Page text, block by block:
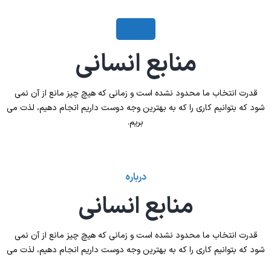
منابع انسانی
قدرت انتخاب ما محدود نشده است و زمانی که هیچ چیز مانع از آن نمی
شود که بتوانیم کاری را که به بهترین وجه دوست داریم انجام دهیم، لذت می
بریم.
درباره
منابع انسانی
قدرت انتخاب ما محدود نشده است و زمانی که هیچ چیز مانع از آن نمی
شود که بتوانیم کاری را که به بهترین وجه دوست داریم انجام دهیم، لذت می